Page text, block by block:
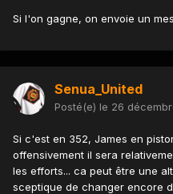
Si l'on gagne, on envoie un
Senua_United
Posté(e) le 26
Si c'est en 352, James en
offensivement il sera
les efforts... ca peut être une
sceptique de changer encore